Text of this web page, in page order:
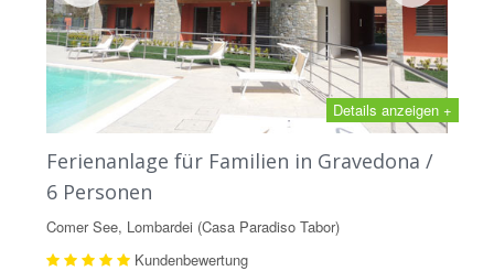
Details anzeigen +
Ferienanlage für Familien in Gravedona /
6 Personen
Comer See, Lombardei (Casa Paradiso Tabor)
Kundenbewertung